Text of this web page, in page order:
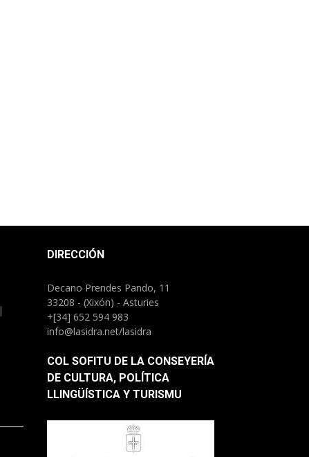
DIRECCIÓN
Decano Prendes Pando, 11
33208 - (Xixón) - Asturies
+[34] 652 594 983
info@lasidra.net/lasidra
COL SOFITU DE LA CONSEYERÍA
DE CULTURA, POLÍTICA
LLINGÜÍSTICA Y TURISMU